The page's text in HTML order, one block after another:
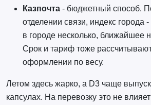
Казпочта- бюджетный способ.
отделении связи, индекс города
в городе несколько, ближайшее
Срок и тариф тоже
оформлении по весу.
Летом здесь жарко, а D3 чаще
капсулах. На перевозку это не